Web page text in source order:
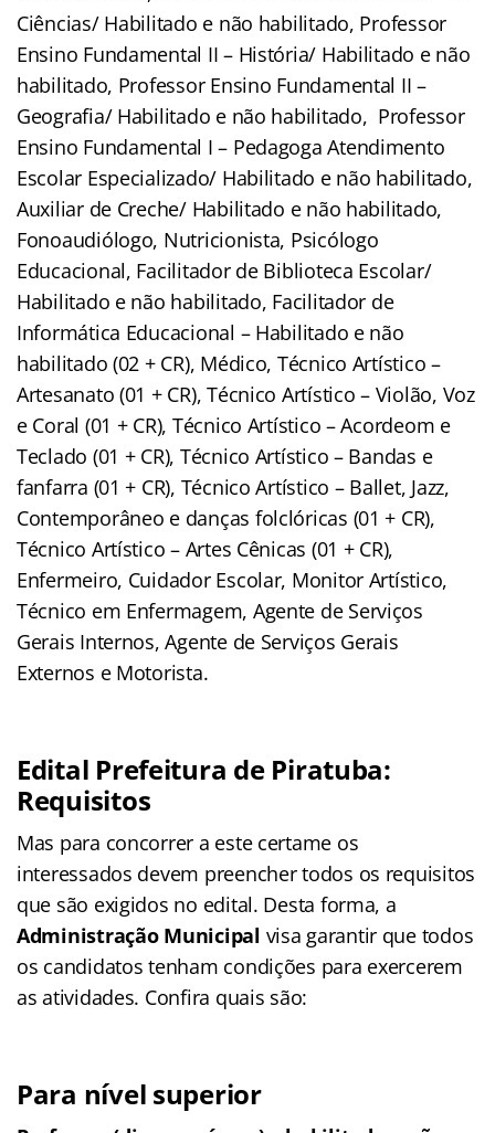
Ciências/ Habilitado e não habilitado, Professor
Ensino Fundamental II – História/ Habilitado e não
habilitado, Professor Ensino Fundamental II –
Geografia/ Habilitado e não habilitado, Professor
Ensino Fundamental I – Pedagoga Atendimento
Escolar Especializado/ Habilitado e não habilitado,
Auxiliar de Creche/ Habilitado e não habilitado,
Fonoaudiólogo, Nutricionista, Psicólogo
Educacional, Facilitador de Biblioteca Escolar/
Habilitado e não habilitado, Facilitador de
Informática Educacional – Habilitado e não
habilitado (02 + CR), Médico, Técnico Artístico –
Artesanato (01 + CR), Técnico Artístico – Violão, Voz
e Coral (01 + CR), Técnico Artístico – Acordeom e
Teclado (01 + CR), Técnico Artístico – Bandas e
fanfarra (01 + CR), Técnico Artístico – Ballet, Jazz,
Contemporâneo e danças folclóricas (01 + CR),
Técnico Artístico – Artes Cênicas (01 + CR),
Enfermeiro, Cuidador Escolar, Monitor Artístico,
Técnico em Enfermagem, Agente de Serviços
Gerais Internos, Agente de Serviços Gerais
Externos e Motorista.
Edital Prefeitura de Piratuba:
Requisitos
Mas para concorrer a este certame os
interessados devem preencher todos os requisitos
que são exigidos no edital. Desta forma, a
Administração Municipal visa garantir que todos
os candidatos tenham condições para exercerem
as atividades. Confira quais são:
Para nível superior